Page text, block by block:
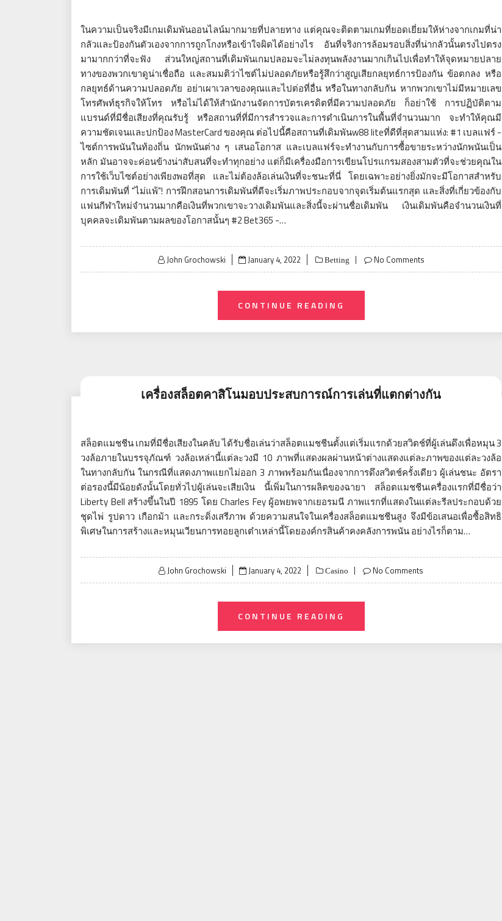
ในความเป็นจริงมีเกมเดิมพันออนไลน์มากมายที่ปลายทาง แต่คุณจะติดตามเกมที่ยอดเยี่ยมให้ห่างจากเกมที่น่า
กลัวและป้องกันตัวเองจากการถูกโกงหรือเข้าใจผิดได้อย่างไร อันที่จริงการล้อมรอบสิ่งที่น่ากลัวนั้นตรงไปตรง
มามากกว่าที่จะฟัง ส่วนใหญ่สถานที่เดิมพันเกมปลอมจะไม่ลงทุนพลังงานมากเกินไปเพื่อทำให้จุดหมายปลาย
ทางของพวกเขาดูน่าเชื่อถือ และสมมติว่าไซต์ไม่ปลอดภัยหรือรู้สึกว่าสูญเสียกลยุทธ์การป้องกัน ข้อตกลง หรือ
กลยุทธ์ด้านความปลอดภัย อย่าเผาเวลาของคุณและไปต่อที่อื่น หรือในทางกลับกัน หากพวกเขาไม่มีหมายเลข
โทรศัพท์ธุรกิจให้โทร หรือไม่ได้ให้สำนักงานจัดการบัตรเครดิตที่มีความปลอดภัย ก็อย่าใช้ การปฏิบัติตาม
แบรนด์ที่มีชื่อเสียงที่คุณรับรู้ หรือสถานที่ที่มีการสำรวจและการดำเนินการในพื้นที่จำนวนมาก จะทำให้คุณมี
ความชัดเจนและปกป้อง MasterCard ของคุณ ต่อไปนี้คือสถานที่เดิมพันw88 liteที่ดีที่สุดสามแห่ง: #1 เบลแฟร์ -
ไซต์การพนันในท้องถิ่น นักพนันต่าง ๆ เสนอโอกาส และเบลแฟร์จะทำงานกับการซื้อขายระหว่างนักพนันเป็น
หลัก มันอาจจะค่อนข้างน่าสับสนที่จะทำทุกอย่าง แต่ก็มีเครื่องมือการเขียนโปรแกรมสองสามตัวที่จะช่วยคุณใน
การใช้เว็บไซต์อย่างเพียงพอที่สุด และไม่ต้องล้อเล่นเงินที่จะชนะที่นี่ โดยเฉพาะอย่างยิ่งมักจะมีโอกาสสำหรับ
การเดิมพันที่ "ไม่แพ้"! การฝึกสอนการเดิมพันที่ดีจะเริ่มภาพประกอบจากจุดเริ่มต้นแรกสุด และสิ่งที่เกี่ยวข้องกับ
แฟนกีฬาใหม่จำนวนมากคือเงินที่พวกเขาจะวางเดิมพันและสิ่งนี้จะผ่านชื่อเดิมพัน เงินเดิมพันคือจำนวนเงินที่
บุคคลจะเดิมพันตามผลของโอกาสนั้นๆ #2 Bet365 -…
John Grochowski
Posted
on
January 4, 2022 Betting No Comments
CONTINUE READING
เครื่องสล็อตคาสิโนมอบประสบการณ์การเล่นที่แตกต่างกัน
สล็อตแมชชีน เกมที่มีชื่อเสียงในคลับ ได้รับชื่อเล่นว่าสล็อตแมชชีนตั้งแต่เริ่มแรกด้วยสวิตช์ที่ผู้เล่นดึงเพื่อหมุน 3
วงล้อภายในบรรจุภัณฑ์ วงล้อเหล่านี้แต่ละวงมี 10 ภาพที่แสดงผลผ่านหน้าต่างแสดงแต่ละภาพของแต่ละวงล้อ
ในทางกลับกัน ในกรณีที่แสดงภาพแยกไม่ออก 3 ภาพพร้อมกันเนื่องจากการดึงสวิตช์ครั้งเดียว ผู้เล่นชนะ อัตรา
ต่อรองนี้มีน้อยดังนั้นโดยทั่วไปผู้เล่นจะเสียเงิน นี้เพิ่มในการผลิตของฉายา สล็อตแมชชีนเครื่องแรกที่มีชื่อว่า
Liberty Bell สร้างขึ้นในปี 1895 โดย Charles Fey ผู้อพยพจากเยอรมนี ภาพแรกที่แสดงในแต่ละรีลประกอบด้วย
ชุดไพ่ รูปดาว เกือกม้า และกระดิ่งเสรีภาพ ด้วยความสนใจในเครื่องสล็อตแมชชีนสูง จึงมีข้อเสนอเพื่อซื้อสิทธิ
พิเศษในการสร้างและหมุนเวียนการทอยลูกเต๋าเหล่านี้โดยองค์กรสินค้าคงคลังการพนัน อย่างไรก็ตาม…
John Grochowski
Posted
on
January 4, 2022 Casino No Comments
CONTINUE READING